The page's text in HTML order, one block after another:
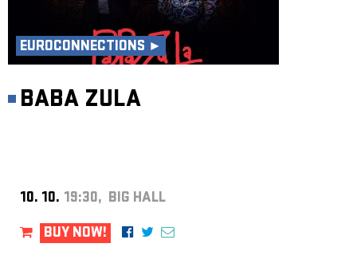
EUROCONNECTIONS ►
BABA ZULA
10. 10. 19:30, BIG HALL
BUY NOW!